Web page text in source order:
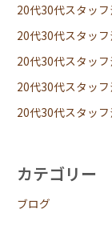
20代30代スタッ
20代30代スタッ
20代30代スタッ
20代30代スタッ
20代30代スタッ
カテゴリー
ブログ